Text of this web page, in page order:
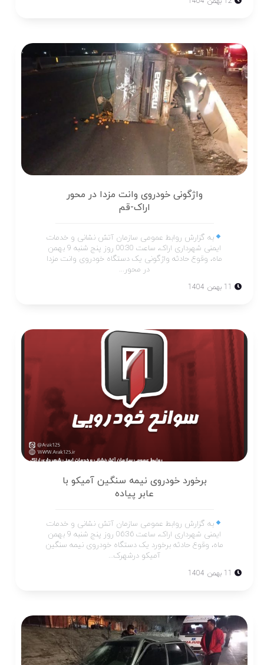
واژگونی خودروی وانت مزدا در محور
اراک-قم
به گزارش روابط عمومی سازمان آتش نشانی و خدمات
ایمنی شهرداری اراک، ساعت 00:30 روز پنج شنبه 9 بهمن
ماه، وقوع حادثه واژگونی یک دستگاه خودروی وانت مزدا
در محور...
11 بهمن 1404
برخورد خودروی نیمه سنگین آمیکو با
عابر پیاده
به گزارش روابط عمومی سازمان آتش نشانی و خدمات
ایمنی شهرداری اراک، ساعت 06:36 روز پنج شنبه 9 بهمن
ماه، وقوع حادثه برخورد یک دستگاه خودروی نیمه سنگین
آمیکو درشهرک...
11 بهمن 1404